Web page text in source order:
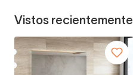
Vistos recientemente